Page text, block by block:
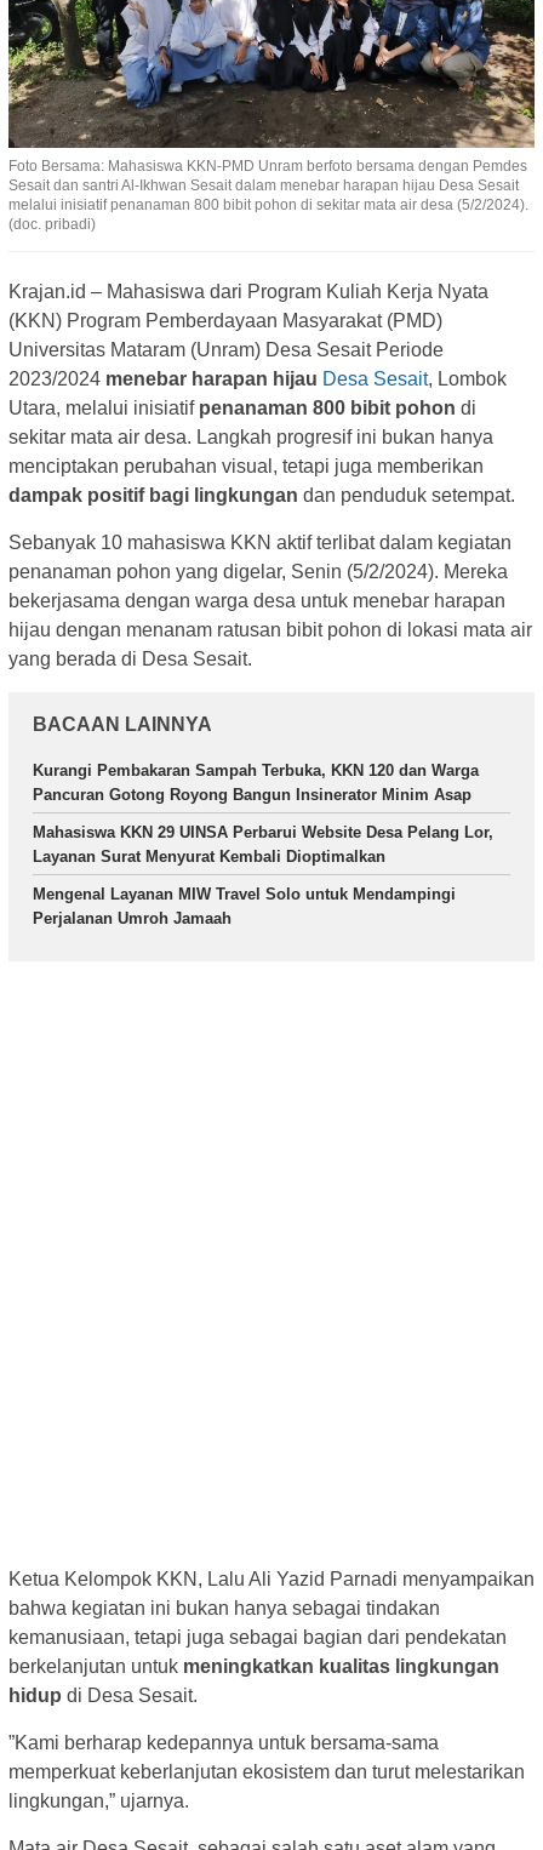
Foto Bersama: Mahasiswa KKN-PMD Unram berfoto bersama dengan Pemdes
Sesait dan santri Al-Ikhwan Sesait dalam menebar harapan hijau Desa Sesait
melalui inisiatif penanaman 800 bibit pohon di sekitar mata air desa (5/2/2024).
(doc. pribadi)
Krajan.id – Mahasiswa dari Program Kuliah Kerja Nyata
(KKN) Program Pemberdayaan Masyarakat (PMD)
Universitas Mataram (Unram) Desa Sesait Periode
2023/2024 menebar harapan hijau Desa Sesait, Lombok
Utara, melalui inisiatif penanaman 800 bibit pohon di
sekitar mata air desa. Langkah progresif ini bukan hanya
menciptakan perubahan visual, tetapi juga memberikan
dampak positif bagi lingkungan dan penduduk setempat.
Sebanyak 10 mahasiswa KKN aktif terlibat dalam kegiatan
penanaman pohon yang digelar, Senin (5/2/2024). Mereka
bekerjasama dengan warga desa untuk menebar harapan
hijau dengan menanam ratusan bibit pohon di lokasi mata air
yang berada di Desa Sesait.
BACAAN LAINNYA
Kurangi Pembakaran Sampah Terbuka, KKN 120 dan Warga
Pancuran Gotong Royong Bangun Insinerator Minim Asap
Mahasiswa KKN 29 UINSA Perbarui Website Desa Pelang Lor,
Layanan Surat Menyurat Kembali Dioptimalkan
Mengenal Layanan MIW Travel Solo untuk Mendampingi
Perjalanan Umroh Jamaah
Ketua Kelompok KKN, Lalu Ali Yazid Parnadi menyampaikan
bahwa kegiatan ini bukan hanya sebagai tindakan
kemanusiaan, tetapi juga sebagai bagian dari pendekatan
berkelanjutan untuk meningkatkan kualitas lingkungan
hidup di Desa Sesait.
”Kami berharap kedepannya untuk bersama-sama
memperkuat keberlanjutan ekosistem dan turut melestarikan
lingkungan,” ujarnya.